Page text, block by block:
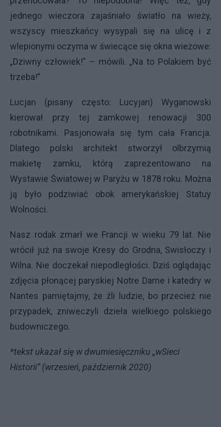
jednego wieczora zajaśniało światło na wieży,
wszyscy mieszkańcy wysypali się na ulicę i z
wlepionymi oczyma w świecące się okna wieżowe:
„Dziwny człowiek!” – mówili. „Na to Polakiem być
trzeba!”
Lucjan (pisany często: Lucyjan) Wyganowski
kierował przy tej zamkowej renowacji 300
robotnikami. Pasjonowała się tym cała Francja.
Dlatego polski architekt stworzył olbrzymią
makietę zamku, którą zaprezentowano na
Wystawie Światowej w Paryżu w 1878 roku. Można
ją było podziwiać obok amerykańskiej Statuy
Wolności.
Nasz rodak zmarł we Francji w wieku 79 lat. Nie
wrócił już na swoje Kresy do Grodna, Swisłoczy i
Wilna. Nie doczekał niepodległości. Dziś oglądając
zdjęcia płonącej paryskiej Notre Dame i katedry w
Nantes pamiętajmy, że źli ludzie, bo przecież nie
przypadek, zniweczyli dzieła wielkiego polskiego
budowniczego.
*tekst ukazał się w dwumiesięczniku „wSieci
Historii” (wrzesień, październik 2020)